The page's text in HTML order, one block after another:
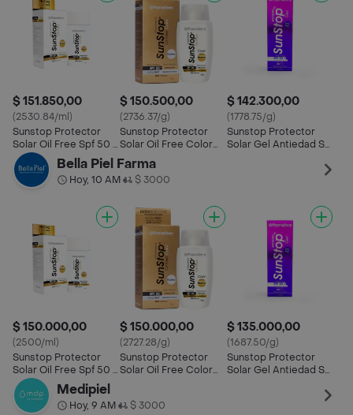
$ 151.850,00
(2530.84/ml)
Sunstop Protector
Solar Oil Free Spf 50 +
x60 ml
$ 150.500,00
(2736.37/g)
Sunstop Protector
Solar Oil Free Color
SPF 50+
$ 142.300,00
(1778.75/g)
Sunstop Protector
Solar Gel Antiedad Spf
Bella Piel Farma
Hoy, 10 AM• $ 3000
$ 150.000,00
(2500/ml)
Sunstop Protector
Solar Oil Free Spf 50 +
x60 ml
$ 150.000,00
(2727.28/g)
Sunstop Protector
Solar Oil Free Color
$ 135.000,00
(1687.50/g)
Sunstop Protector
Solar Gel Antiedad Spf
Medipiel
Hoy, 9 AM• $ 3000